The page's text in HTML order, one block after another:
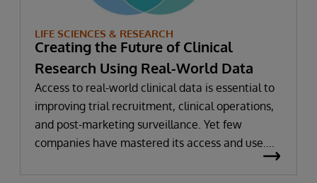
LIFE SCIENCES & RESEARCH
Creating the Future of Clinical
Research Using Real-World Data
Access to real-world clinical data is essential to
improving trial recruitment, clinical operations,
and post-marketing surveillance. Yet few
companies have mastered its access and use.
That’s why leading pharmaceutical companies,